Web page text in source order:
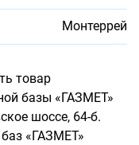
Монтеррей
товар
базы «ГАЗМЕТ»
шоссе, 64-б.
«ГАЗМЕТ»